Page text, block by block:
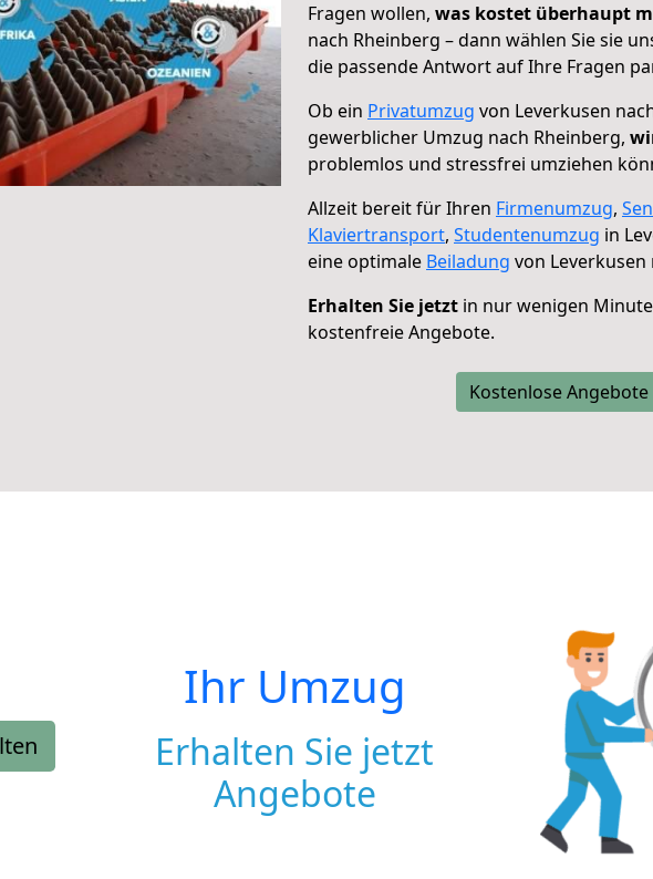
Fragen wollen, was kostet überhaupt
nach Rheinberg – dann wählen Sie sie
die passende Antwort auf Ihre Fragen
Ob ein Privatumzug von Leverkusen
gewerblicher Umzug nach Rheinberg,
problemlos und stressfrei umziehen
Allzeit bereit für Ihren Firmenumzug,
Klaviertransport, Studentenumzug in
eine optimale Beiladung von Leverkusen
Erhalten Sie jetzt in nur wenigen
kostenfreie Angebote.
Kostenlose
Ihr Umzug
Erhalten Sie jetzt
Angebote